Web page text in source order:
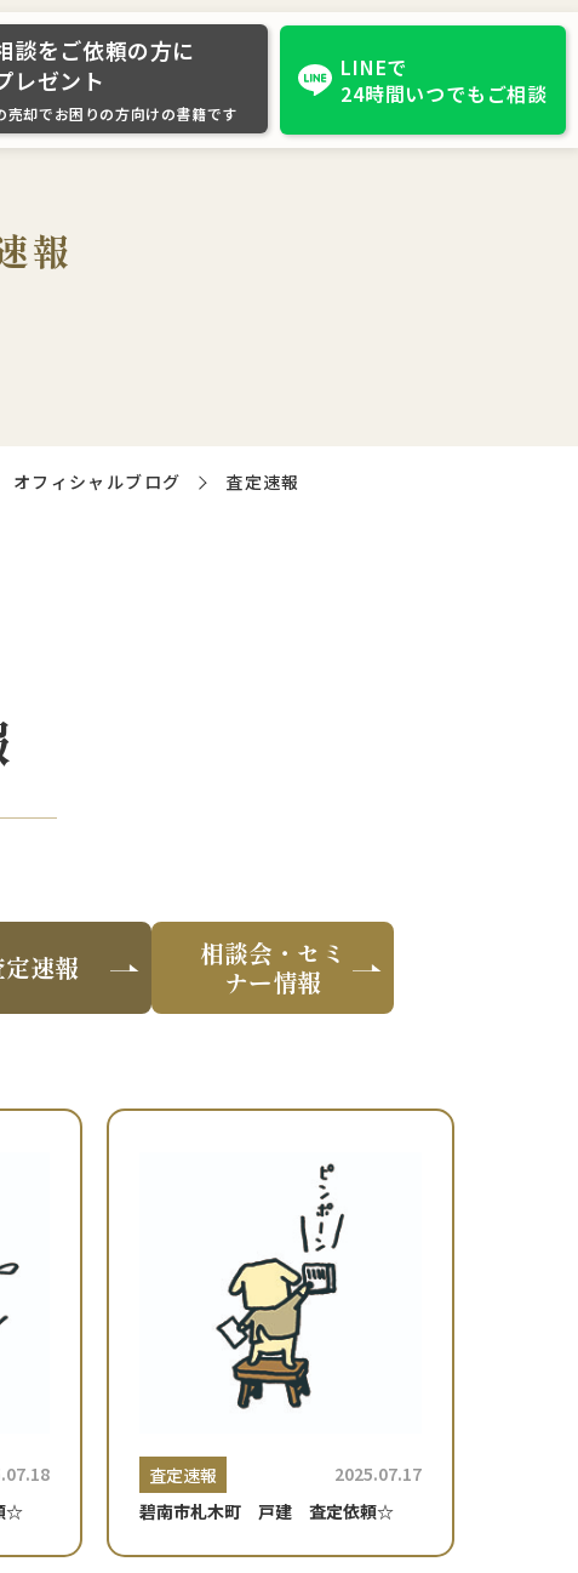
談をご依頼の方に
レゼント
却でお困りの方向けの書籍です
LINEで
24時間いつでもご相談
報
オフィシャルブログ 査定速報
定速報
相談会・セミ
ナー情報
☆
査定速報
2025.07.17
碧南市札木町 戸建 査定依頼☆